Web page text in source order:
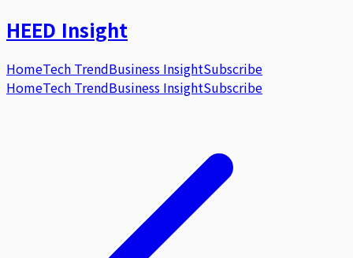
HEED Insight
HomeTech TrendBusiness InsightSubscribe
HomeTech TrendBusiness InsightSubscribe